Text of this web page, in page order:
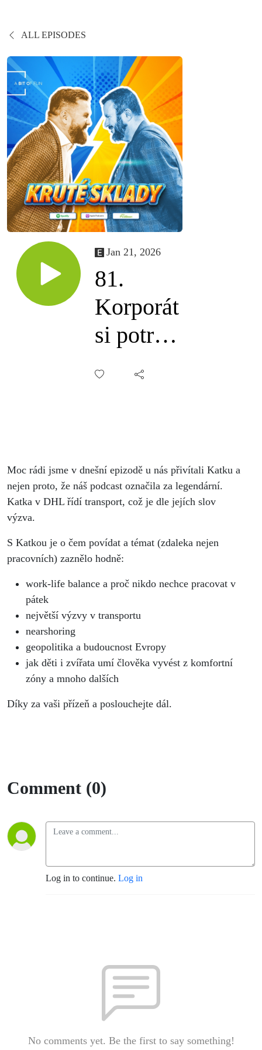
ALL EPISODES
Jan 21, 2026
81.
Korporát
si potrpí
na tituly,
Moc rádi jsme v dnešní epizodě u nás přivítali Katku a
nejen proto, že náš podcast označila za legendární.
Katka v DHL řídí transport, což je dle jejích slov
výzva.
S Katkou je o čem povídat a témat (zdaleka nejen
pracovních) zaznělo hodně:
work-life balance a proč nikdo nechce pracovat v
pátek
⁠největší výzvy v transportu
⁠nearshoring
⁠geopolitika a budoucnost Evropy
⁠jak děti i zvířata umí člověka vyvést z komfortní
zóny a mnoho dalších
Díky za vaši přízeň a poslouchejte dál.
Comment (0)
Log in to continue. Log in
No comments yet. Be the first to say something!